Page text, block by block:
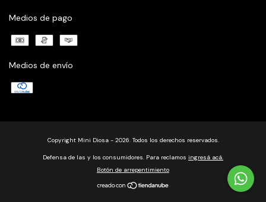
Medios de pago
Medios de envío
Copyright Mini Diosa - 2026. Todos los derechos reservados.
Defensa de las y los consumidores. Para reclamos ingresá acá.
Botón de arrepentimiento